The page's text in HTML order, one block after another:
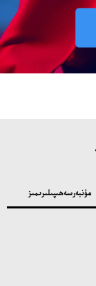
مۇنبەرسەھىپىلىرىمىز